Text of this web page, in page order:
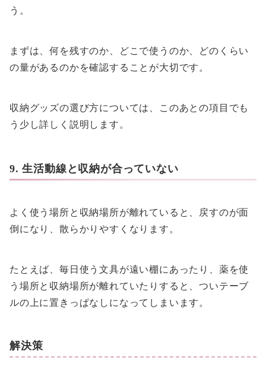
う。
まずは、何を残すのか、どこで使うのか、どのくらい
の量があるのかを確認することが大切です。
収納グッズの選び方については、このあとの項目でも
う少し詳しく説明します。
9. 生活動線と収納が合っていない
よく使う場所と収納場所が離れていると、戻すのが面
倒になり、散らかりやすくなります。
たとえば、毎日使う文具が遠い棚にあったり、薬を使
う場所と収納場所が離れていたりすると、ついテーブ
ルの上に置きっぱなしになってしまいます。
解決策